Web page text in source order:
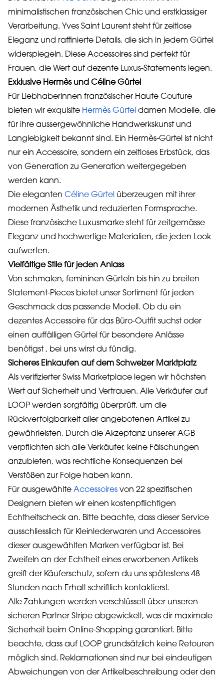
minimalistischen französischen Chic und erstklassiger
Verarbeitung. Yves Saint Laurent steht für zeitlose
Eleganz und raffinierte Details, die sich in jedem Gürtel
widerspiegeln. Diese Accessoires sind perfekt für
Frauen, die Wert auf dezente Luxus-Statements legen.
Exklusive Hermès und Céline Gürtel
Für Liebhaberinnen französischer Haute Couture
bieten wir exquisite Hermès Gürtel damen Modelle, die
für ihre aussergewöhnliche Handwerkskunst und
Langlebigkeit bekannt sind. Ein Hermès-Gürtel ist nicht
nur ein Accessoire, sondern ein zeitloses Erbstück, das
von Generation zu Generation weitergegeben
werden kann.
Die eleganten Céline Gürtel überzeugen mit ihrer
modernen Ästhetik und reduzierten Formsprache.
Diese französische Luxusmarke steht für zeitgemässe
Eleganz und hochwertige Materialien, die jeden Look
aufwerten.
Vielfältige Stile für jeden Anlass
Von schmalen, femininen Gürteln bis hin zu breiten
Statement-Pieces bietet unser Sortiment für jeden
Geschmack das passende Modell. Ob du ein
dezentes Accessoire für das Büro-Outfit suchst oder
einen auffälligen Gürtel für besondere Anlässe
benötigst , bei uns wirst du fündig.
Sicheres Einkaufen auf dem Schweizer Marktplatz
Als verifizierter Swiss Marketplace legen wir höchsten
Wert auf Sicherheit und Vertrauen. Alle Verkäufer auf
LOOP werden sorgfältig überprüft, um die
Rückverfolgbarkeit aller angebotenen Artikel zu
gewährleisten. Durch die Akzeptanz unserer AGB
verpflichten sich alle Verkäufer, keine Fälschungen
anzubieten, was rechtliche Konsequenzen bei
Verstößen zur Folge haben kann.
Für ausgewählte Accessoires von 22 spezifischen
Designern bieten wir einen kostenpflichtigen
Echtheitscheck an. Bitte beachte, dass dieser Service
ausschliesslich für Kleinlederwaren und Accessoires
dieser ausgewählten Marken verfügbar ist. Bei
Zweifeln an der Echtheit eines erworbenen Artikels
greift der Käuferschutz, sofern du uns spätestens 48
Stunden nach Erhalt schriftlich kontaktierst.
Alle Zahlungen werden verschlüsselt über unseren
sicheren Partner Stripe abgewickelt, was dir maximale
Sicherheit beim Online-Shopping garantiert. Bitte
beachte, dass auf LOOP grundsätzlich keine Retouren
möglich sind. Reklamationen sind nur bei eindeutigen
Abweichungen von der Artikelbeschreibung oder den